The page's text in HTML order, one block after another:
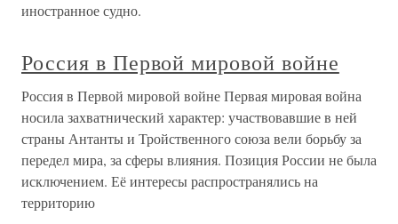
иностранное судно.
Россия в Первой мировой войне
Россия в Первой мировой войне Первая мировая война
носила захватнический характер: участвовавшие в ней
страны Антанты и Тройственного союза вели борьбу за
передел мира, за сферы влияния. Позиция России не была
исключением. Её интересы распространялись на
территорию